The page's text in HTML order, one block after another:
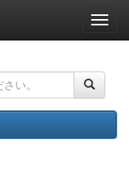
ナ
ビ
ー
ョ
ン